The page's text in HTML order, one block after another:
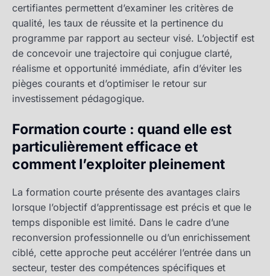
certifiantes permettent d’examiner les critères de
qualité, les taux de réussite et la pertinence du
programme par rapport au secteur visé. L’objectif est
de concevoir une trajectoire qui conjugue clarté,
réalisme et opportunité immédiate, afin d’éviter les
pièges courants et d’optimiser le retour sur
investissement pédagogique.
Formation courte : quand elle est
particulièrement efficace et
comment l’exploiter pleinement
La formation courte présente des avantages clairs
lorsque l’objectif d’apprentissage est précis et que le
temps disponible est limité. Dans le cadre d’une
reconversion professionnelle ou d’un enrichissement
ciblé, cette approche peut accélérer l’entrée dans un
secteur, tester des compétences spécifiques et